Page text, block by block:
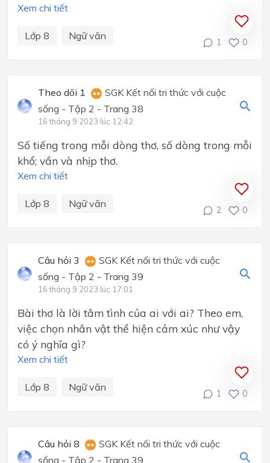
Xem chi tiết
Lớp 8 Ngữ văn
1 0
Theo dõi 1
SGK Kết nối tri thức với cuộc
sống - Tập 2 - Trang 38
16 tháng 9 2023 lúc 12:42
Số tiếng trong mỗi dòng thơ, số dòng trong mỗi
khổ; vần và nhịp thơ.
Xem chi tiết
Lớp 8 Ngữ văn
2 0
Câu hỏi 3
SGK Kết nối tri thức với cuộc
sống - Tập 2 - Trang 39
16 tháng 9 2023 lúc 17:01
Bài thơ là lời tâm tình của ai với ai? Theo em,
việc chọn nhân vật thể hiện cảm xúc như vậy
có ý nghĩa gì?
Xem chi tiết
Lớp 8 Ngữ văn
1 0
Câu hỏi 8
SGK Kết nối tri thức với cuộc
sống - Tập 2 - Trang 39